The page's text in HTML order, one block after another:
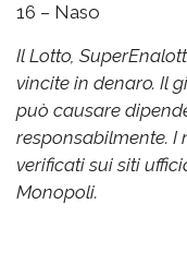
16 – Naso
Il Lotto,
vincite in denaro. Il
può causare
responsabilmente. I
verificati sui siti
Monopoli.